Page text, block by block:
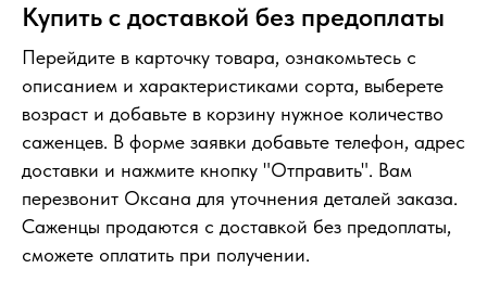
Купить с доставкой без предоплаты
Перейдите в карточку товара, ознакомьтесь с
описанием и характеристиками сорта, выберете
возраст и добавьте в корзину нужное количество
саженцев. В форме заявки добавьте телефон, адрес
доставки и нажмите кнопку "Отправить". Вам
перезвонит Оксана для уточнения деталей заказа.
Саженцы продаются с доставкой без предоплаты,
сможете оплатить при получении.